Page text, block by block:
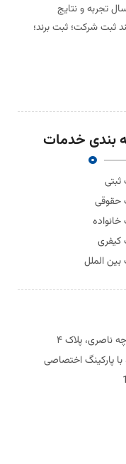
حقوقی آفریقا با بیش از 15 سال تجربه و نتایج
شرکت؛ ثبت برند؛
بندی خدمات
الملل
تهران، جردن شمالی، بالاتر از ظفر، کوچه ناصری، پلاک ۴